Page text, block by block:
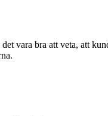
vara bra att veta, att